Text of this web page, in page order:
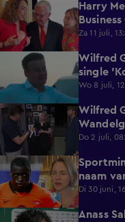
0:17
Harry
knoopje
Za 11 juli,
0:37
Wilfred
single
Wo 8 juli,
6:55
Wilfred
mee!'
Do 2 juli,
1:18
naam
Di 30 juni,
3:02
Anass